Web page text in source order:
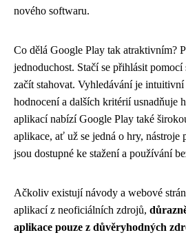
nového softwaru.
Co dělá Google Play tak atraktivním?
jednoduchost. Stačí se přihlásit
začít stahovat. Vyhledávání je
hodnocení a dalších kritérií usnadňuje
aplikací nabízí Google Play také
aplikace, ať už se jedná o hry,
jsou dostupné ke stažení a používání
Ačkoliv existují návody a webové
aplikací z neoficiálních zdrojů,
aplikace pouze z důvěryhodných